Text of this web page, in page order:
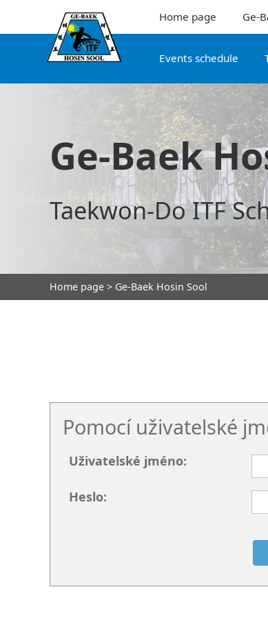
Home page Ge-
Events schedule
Ge-Baek
Taekwon-Do ITF
Home page > Ge-Baek Hosin Sool
Pomocí uživatelské
Uživatelské jméno:
Heslo: